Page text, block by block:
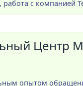
с компанией
Центр
опытом